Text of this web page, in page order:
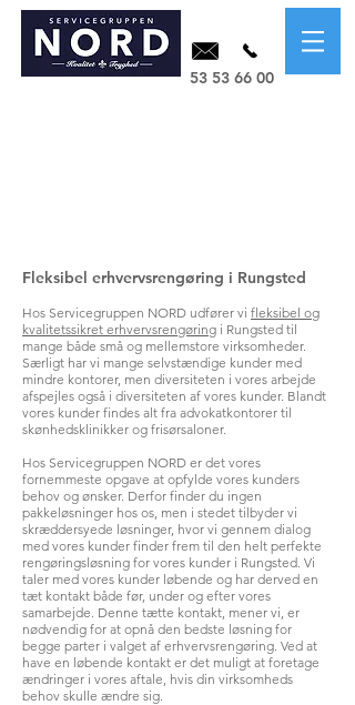
53 53 66 00
Fleksibel erhvervsrengøring i Rungsted
Hos Servicegruppen NORD udfører vi fleksibel og
kvalitetssikret erhvervsrengøring i Rungsted til
mange både små og mellemstore virksomheder.
Særligt har vi mange selvstændige kunder med
mindre kontorer, men diversiteten i vores arbejde
afspejles også i diversiteten af vores kunder. Blandt
vores kunder findes alt fra advokatkontorer til
skønhedsklinikker og frisørsaloner.
Hos Servicegruppen NORD er det vores
fornemmeste opgave at opfylde vores kunders
behov og ønsker. Derfor finder du ingen
pakkeløsninger hos os, men i stedet tilbyder vi
skræddersyede løsninger, hvor vi gennem dialog
med vores kunder finder frem til den helt perfekte
rengøringsløsning for vores kunder i Rungsted. Vi
taler med vores kunder løbende og har derved en
tæt kontakt både før, under og efter vores
samarbejde. Denne tætte kontakt, mener vi, er
nødvendig for at opnå den bedste løsning for
begge parter i valget af erhvervsrengøring. Ved at
have en løbende kontakt er det muligt at foretage
ændringer i vores aftale, hvis din virksomheds
behov skulle ændre sig.